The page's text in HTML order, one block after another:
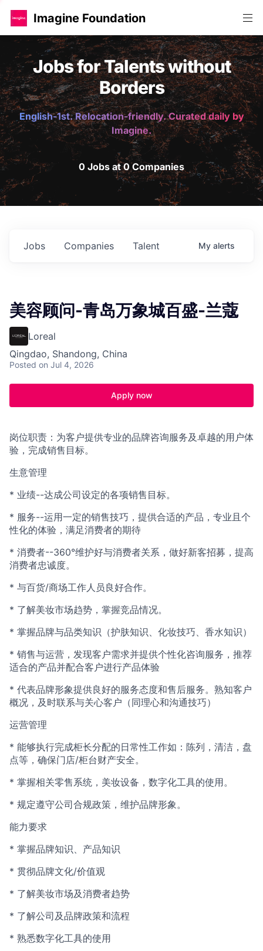
Imagine Foundation
Jobs for Talents without
Borders
English-1st. Relocation-friendly. Curated daily by
Imagine.
0 Jobs at 0 Companies
Jobs Companies Talent My alerts
美容顾问-青岛万象城百盛-兰蔻
Loreal
Qingdao, Shandong, China
Posted on Jul 4, 2026
Apply now
岗位职责：为客户提供专业的品牌咨询服务及卓越的用户体
验，完成销售目标。
生意管理
* 业绩--达成公司设定的各项销售目标。
* 服务--运用一定的销售技巧，提供合适的产品，专业且个
性化的体验，满足消费者的期待
* 消费者--360°维护好与消费者关系，做好新客招募，提高
消费者忠诚度。
* 与百货/商场工作人员良好合作。
* 了解美妆市场趋势，掌握竞品情况。
* 掌握品牌与品类知识（护肤知识、化妆技巧、香水知识）
* 销售与运营，发现客户需求并提供个性化咨询服务，推荐
适合的产品并配合客户进行产品体验
* 代表品牌形象提供良好的服务态度和售后服务。熟知客户
概况，及时联系与关心客户（同理心和沟通技巧）
运营管理
* 能够执行完成柜长分配的日常性工作如：陈列，清洁，盘
点等，确保门店/柜台财产安全。
* 掌握相关零售系统，美妆设备，数字化工具的使用。
* 规定遵守公司合规政策，维护品牌形象。
能力要求
* 掌握品牌知识、产品知识
* 贯彻品牌文化/价值观
* 了解美妆市场及消费者趋势
* 了解公司及品牌政策和流程
* 熟悉数字化工具的使用